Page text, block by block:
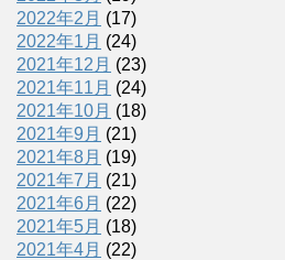
2022年2月 (17)
2022年1月 (24)
2021年12月 (23)
2021年11月 (24)
2021年10月 (18)
2021年9月 (21)
2021年8月 (19)
2021年7月 (21)
2021年6月 (22)
2021年5月 (18)
2021年4月 (22)